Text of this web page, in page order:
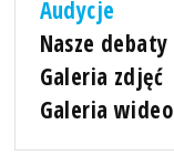
Audycje
Nasze debaty
Galeria zdjęć
Galeria wideo